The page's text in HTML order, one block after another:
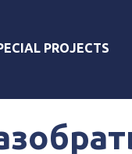
PROJECTS